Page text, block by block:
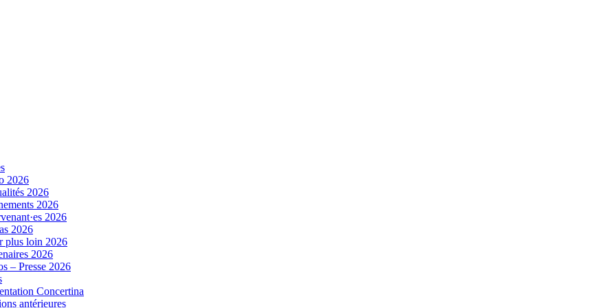
2026
2026
2026
2026
2026
plus loin 2026
2026
– Presse 2026
Concertina
antérieures